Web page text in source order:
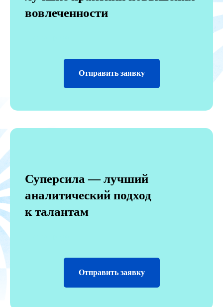
вовлеченности
Отправить заявку
Суперсила — лучший
аналитический подход
к талантам
Отправить заявку